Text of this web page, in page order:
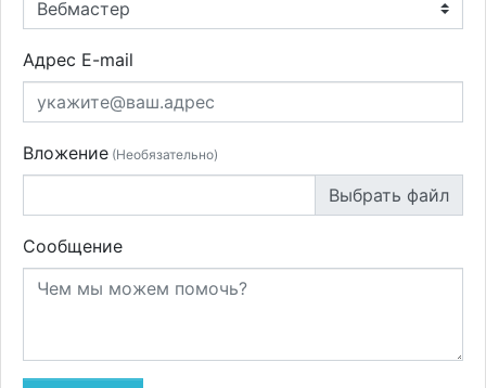
Адрес E-mail
Вложение (Необязательно)
Сообщение